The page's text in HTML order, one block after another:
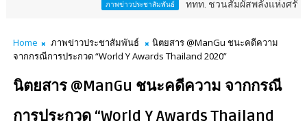
ภาพข่าวประชาสัมพันธ์ ททท. ชวนสัมผัสพลังแห่งศรัทธา ร่วมง
Home ภาพข่าวประชาสัมพันธ์
นิตยสาร @ManGu ชนะคดีความ
จากกรณีการประกวด “World Y Awards Thailand 2020”
นิตยสาร @ManGu ชนะคดีความ จากกรณี
การประกวด “World Y Awards Thailand